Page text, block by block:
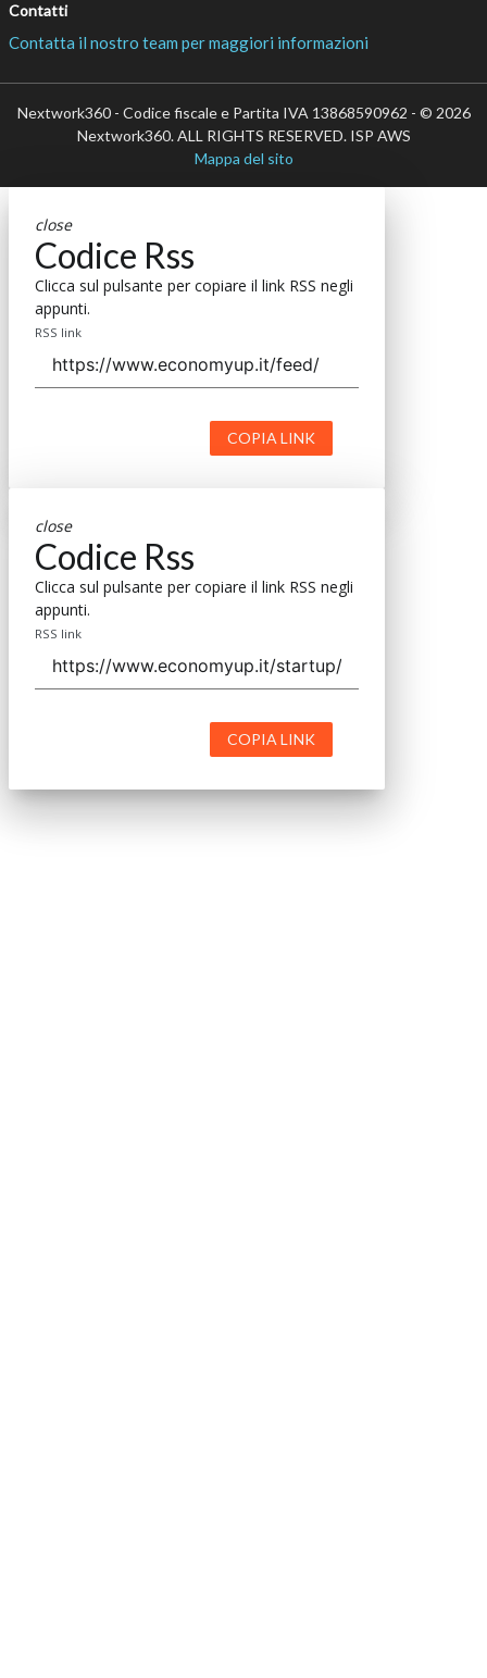
Contatti
Contatta il nostro team per maggiori informazioni
Nextwork360 - Codice fiscale e Partita IVA 13868590962 - © 2026
Nextwork360. ALL RIGHTS RESERVED. ISP AWS
Mappa del sito
close
Codice Rss
Clicca sul pulsante per copiare il link RSS negli
appunti.
RSS link
COPIA LINK
close
Codice Rss
Clicca sul pulsante per copiare il link RSS negli
appunti.
RSS link
COPIA LINK